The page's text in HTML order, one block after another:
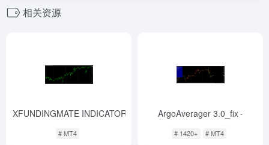
相关资源
FXFUNDINGMATE INDICATOR
# MT4
ArgoAverager 3.0_fix-
# 1420+ # MT4